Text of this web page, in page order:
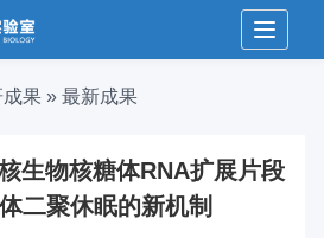
Toggle
果 » 最新成果
生物核糖体RNA扩展片段
二聚休眠的新机制